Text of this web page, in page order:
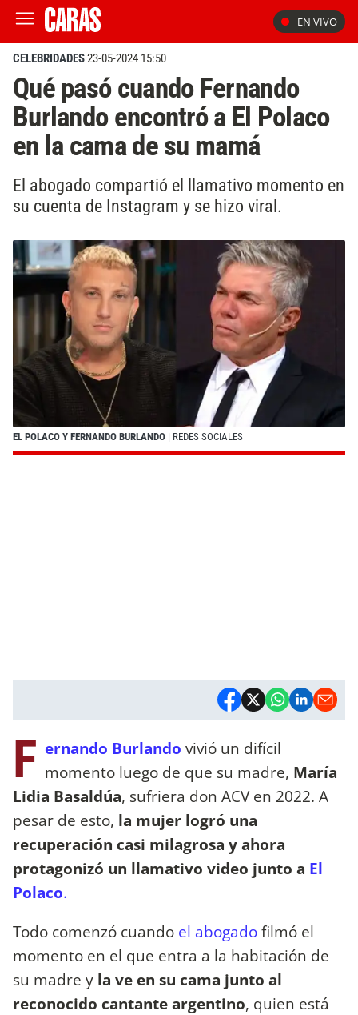
EN VIVO
CELEBRIDADES23-05-2024 15:50
Qué pasó cuando Fernando
Burlando encontró a El Polaco
en la cama de su mamá
El abogado compartió el llamativo momento en
su cuenta de Instagram y se hizo viral.
EL POLACO Y FERNANDO BURLANDO | REDES SOCIALES
F ernando Burlando vivió un difícil
momento luego de que su madre, María
Lidia Basaldúa, sufriera don ACV en 2022. A
pesar de esto, la mujer logró una
recuperación casi milagrosa y ahora
protagonizó un llamativo video junto a El
Polaco.
Todo comenzó cuando el abogadofilmó el
momento en el que entra a la habitación de
su madre y la ve en su cama junto al
reconocido cantante argentino, quien está